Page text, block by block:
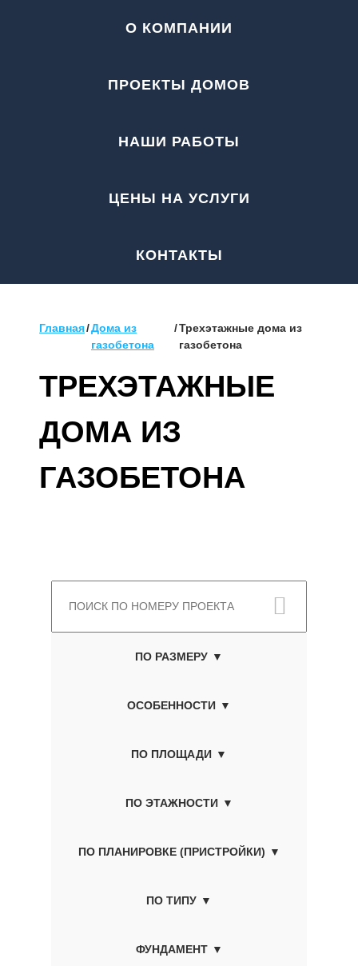
О КОМПАНИИ
ПРОЕКТЫ ДОМОВ
НАШИ РАБОТЫ
ЦЕНЫ НА УСЛУГИ
КОНТАКТЫ
Главная/Дома из
газобетона
/Трехэтажные дома из
газобетона
ТРЕХЭТАЖНЫЕ
ДОМА ИЗ
ГАЗОБЕТОНА
ПО РАЗМЕРУ
ОСОБЕННОСТИ
ПО ПЛОЩАДИ
ПО ЭТАЖНОСТИ
ПО ПЛАНИРОВКЕ (ПРИСТРОЙКИ)
ПО ТИПУ
ФУНДАМЕНТ